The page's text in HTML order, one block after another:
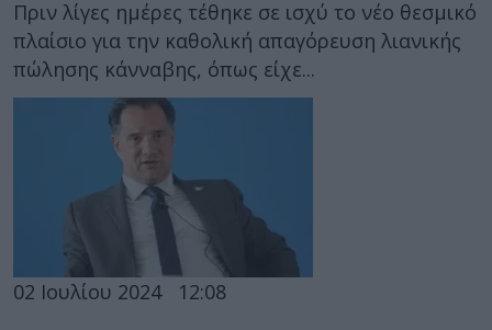
Πριν λίγες ημέρες τέθηκε σε ισχύ το νέο θεσμικό
πλαίσιο για την καθολική απαγόρευση λιανικής
πώλησης κάνναβης, όπως είχε...
02 Ιουλίου 2024 12:08